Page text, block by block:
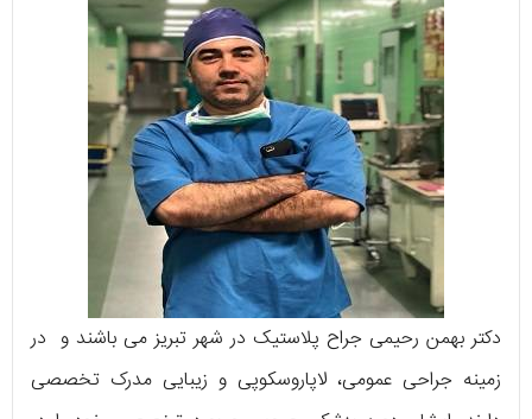
دکتر بهمن رحیمی جراح پلاستیک در شهر تبریز می باشند و در
زمینه جراحی عمومی، لاپاروسکوپی و زیبایی مدرک تخصصی